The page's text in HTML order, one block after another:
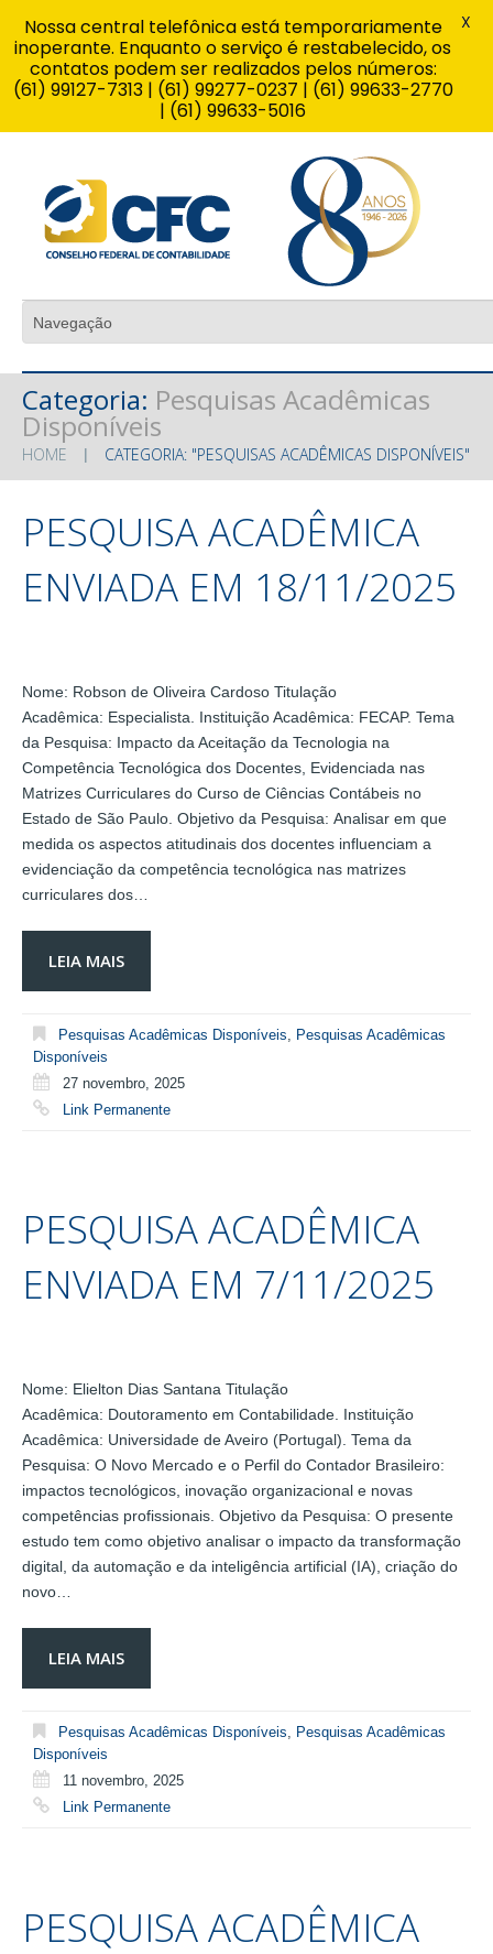
Categoria: Pesquisas Acadêmicas
Disponíveis
HOME CATEGORIA: "PESQUISAS ACADÊMICAS DISPONÍVEIS"
PESQUISA ACADÊMICA
ENVIADA EM 18/11/2025
Nome: Robson de Oliveira Cardoso Titulação
Acadêmica: Especialista. Instituição Acadêmica: FECAP. Tema
da Pesquisa: Impacto da Aceitação da Tecnologia na
Competência Tecnológica dos Docentes, Evidenciada nas
Matrizes Curriculares do Curso de Ciências Contábeis no
Estado de São Paulo. Objetivo da Pesquisa: Analisar em que
medida os aspectos atitudinais dos docentes influenciam a
evidenciação da competência tecnológica nas matrizes
curriculares dos…
LEIA MAIS
Pesquisas Acadêmicas Disponíveis, Pesquisas Acadêmicas
Disponíveis
27 novembro, 2025
Link Permanente
PESQUISA ACADÊMICA
ENVIADA EM 7/11/2025
Nome: Elielton Dias Santana Titulação
Acadêmica: Doutoramento em Contabilidade. Instituição
Acadêmica: Universidade de Aveiro (Portugal). Tema da
Pesquisa: O Novo Mercado e o Perfil do Contador Brasileiro:
impactos tecnológicos, inovação organizacional e novas
competências profissionais. Objetivo da Pesquisa: O presente
estudo tem como objetivo analisar o impacto da transformação
digital, da automação e da inteligência artificial (IA), criação do
novo…
LEIA MAIS
Pesquisas Acadêmicas Disponíveis, Pesquisas Acadêmicas
Disponíveis
11 novembro, 2025
Link Permanente
PESQUISA ACADÊMICA
Nossa central telefônica está temporariamente
inoperante. Enquanto o serviço é restabelecido, os
contatos podem ser realizados pelos números:
(61) 99127-7313 | (61) 99277-0237 | (61) 99633-2770
| (61) 99633-5016
X